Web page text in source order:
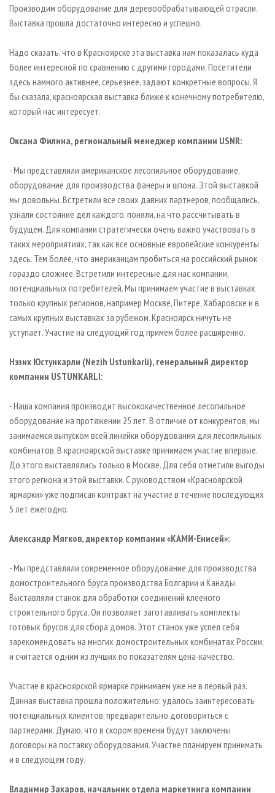
Производим оборудование для деревообрабатывающей отрасли.
Выставка прошла достаточно интересно и успешно.
Надо сказать, что в Красноярске эта выставка нам показалась куда
более интересной по сравнению с другими городами. Посетители
здесь намного активнее, серьезнее, задают конкретные вопросы. Я
бы сказала, красноярская выставка ближе к конечному потребителю,
который нас интересует.
Оксана Филина, региональный менеджер компании USNR:
- Мы представляли американское лесопильное оборудование,
оборудование для производства фанеры и шпона. Этой выставкой
мы довольны. Встретили все своих давних партнеров, пообщались,
узнали состояние дел каждого, поняли, на что рассчитывать в
будущем. Для компании стратегически очень важно участвовать в
таких мероприятиях, так как все основные европейские конкуренты
здесь. Тем более, что американцам пробиться на российский рынок
гораздо сложнее. Встретили интересные для нас компании,
потенциальных потребителей. Мы принимаем участие в выставках
только крупных регионов, например Москве, Питере, Хабаровске и в
самых крупных выставках за рубежом. Красноярск ничуть не
уступает. Участие на следующий год примем более расширенно.
Нэзих Юстункарли (Nezih Ustunkarli), генеральный директор
компании USTUNKARLI:
- Наша компания производит высококачественное лесопильное
оборудование на протяжении 25 лет. В отличие от конкурентов, мы
занимаемся выпуском всей линейки оборудования для лесопильных
комбинатов. В красноярской выставке принимаем участие впервые.
До этого выставлялись только в Москве. Для себя отметили выгоды
этого региона и этой выставки. С руководством «Красноярской
ярмарки» уже подписан контракт на участие в течение последующих
5 лет ежегодно.
Александр Мягков, директор компании «KAMИ-Енисей»:
- Мы представляли современное оборудование для производства
домостроительного бруса производства Болгарии и Канады.
Выставляли станок для обработки соединений клееного
строительного бруса. Он позволяет заготавливать комплекты
готовых брусов для сбора домов. Этот станок уже успел себя
зарекомендовать на многих домостроительных комбинатах России,
и считается одним из лучших по показателям цена-качество.
Участие в красноярской ярмарке принимаем уже не в первый раз.
Данная выставка прошла положительно: удалось заинтересовать
потенциальных клиентов, предварительно договориться c
партнерами. Думаю, что в скором времени будут заключены
договоры на поставку оборудования. Участие планируем принимать
и в следующем году.
Владимир Захаров, начальник отдела маркетинга компании